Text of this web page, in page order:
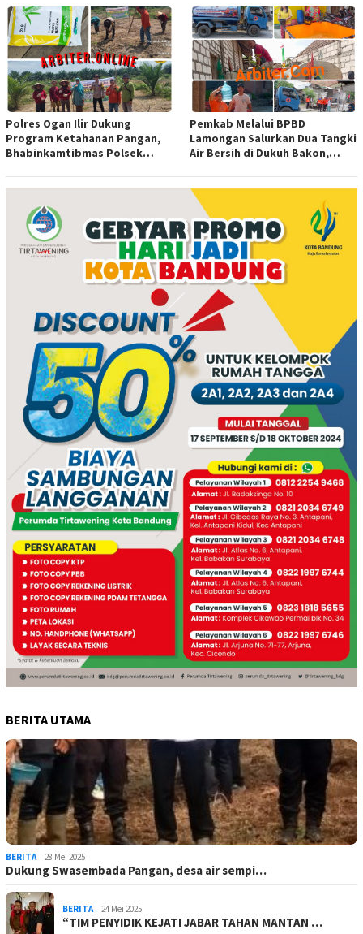
Sulawesi
Polres Ogan Ilir Dukung
Program Ketahanan Pangan,
Bhabinkamtibmas Polsek
Jagung Pipil di Desa Sungai
Pemkab Melalui BPBD
Lamongan Salurkan Dua Tangki
Air Bersih di Dukuh Bakon,
BERITA UTAMA
BERITA 28 Mei 2025
Dukung Swasembada Pangan, desa air sempi…
BERITA 24 Mei 2025
“TIM PENYIDIK KEJATI JABAR TAHAN MANTAN …